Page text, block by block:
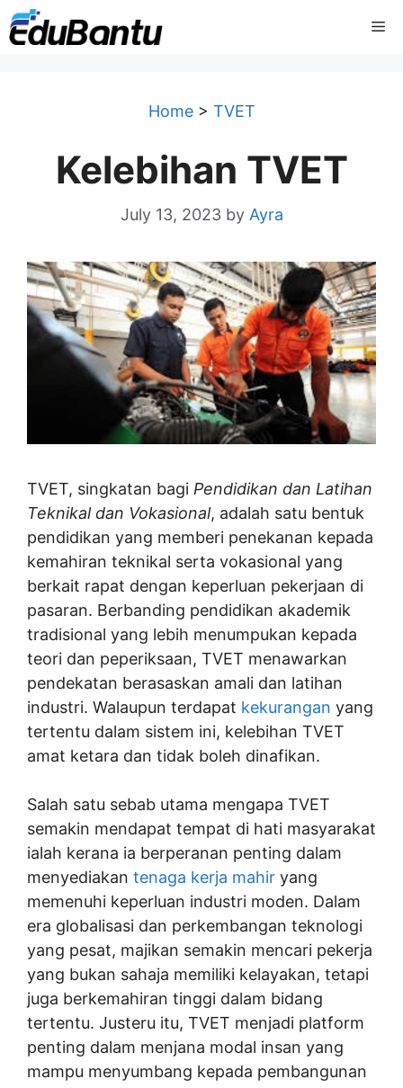
Skip
to
Home> TVET
Kelebihan TVET
July 13, 2023 by Ayra
TVET, singkatan bagi Pendidikan dan Latihan
Teknikal dan Vokasional, adalah satu bentuk
pendidikan yang memberi penekanan kepada
kemahiran teknikal serta vokasional yang
berkait rapat dengan keperluan pekerjaan di
pasaran. Berbanding pendidikan akademik
tradisional yang lebih menumpukan kepada
teori dan peperiksaan, TVET menawarkan
pendekatan berasaskan amali dan latihan
industri. Walaupun terdapat kekurangan yang
tertentu dalam sistem ini, kelebihan TVET
amat ketara dan tidak boleh dinafikan.
Salah satu sebab utama mengapa TVET
semakin mendapat tempat di hati masyarakat
ialah kerana ia berperanan penting dalam
menyediakan tenaga kerja mahir yang
memenuhi keperluan industri moden. Dalam
era globalisasi dan perkembangan teknologi
yang pesat, majikan semakin mencari pekerja
yang bukan sahaja memiliki kelayakan, tetapi
juga berkemahiran tinggi dalam bidang
tertentu. Justeru itu, TVET menjadi platform
penting dalam menjana modal insan yang
mampu menyumbang kepada pembangunan